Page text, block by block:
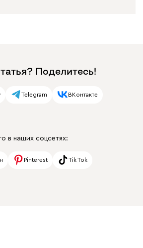
Поделитесь!
Telegram ВКонтакте
в наших соцсетях:
Pinterest Tik Tok